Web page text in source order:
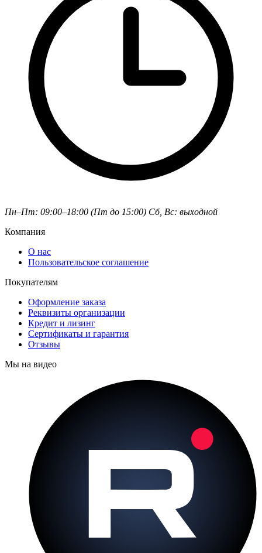
Пн–Пт: 09:00–18:00 (Пт до 15:00) Сб, Вс: выходной
Компания
О нас
Пользовательское соглашение
Покупателям
Оформление заказа
Реквизиты организации
Кредит и лизинг
Сертификаты и гарантия
Отзывы
Мы на видео